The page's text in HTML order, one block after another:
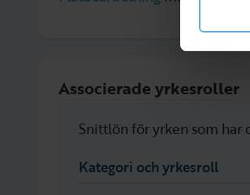
Associerade yrkesroller
Snittlön för yrken som
Kategori och yrkesroll